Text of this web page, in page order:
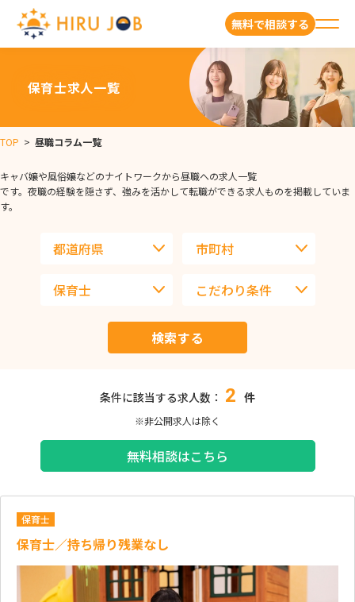
無料で相談する
保育士求人一覧
TOP > 昼職コラム一覧
キャバ嬢や風俗嬢などのナイトワークから昼職への求人一覧
です。夜職の経験を隠さず、強みを活かして転職ができる求人ものを掲載していま
す。
検索する
条件に該当する求人数： 2件
※非公開求人は除く
無料相談はこちら
保育士
保育士／持ち帰り残業なし